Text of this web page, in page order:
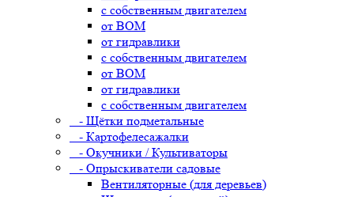
с собственным двигателем
от ВОМ
от гидравлики
с собственным двигателем
от ВОМ
от гидравлики
с собственным двигателем
- Щётки подметальные
- Картофелесажалки
- Окучники / Культиваторы
- Опрыскиватели садовые
Вентиляторные (для деревьев)